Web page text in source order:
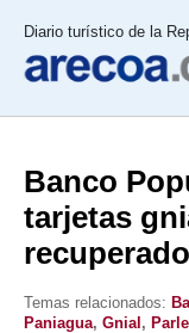
Diario turístico de la
Banco
tarjetas
Temas relacionados:
Paniagua, Gnial ,